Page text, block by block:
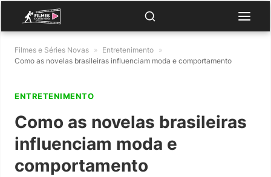
Filmes e Séries Novas » Entretenimento »
Como as novelas brasileiras influenciam moda e comportamento
ENTRETENIMENTO
Como as novelas brasileiras
influenciam moda e
comportamento